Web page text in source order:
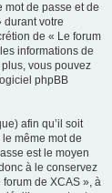
mot de passe et de
durant votre
de « Le forum
informations de
vous pouvez
phpBB
afin qu’il soit
même mot de
est le moyen
à le conservez
de XCAS », à